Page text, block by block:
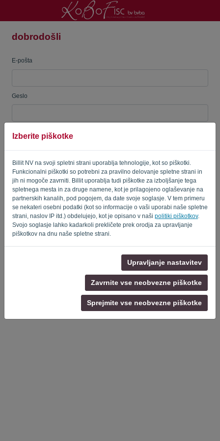
Izberite piškotke
Billit NV na svoji spletni strani uporablja tehnologije, kot so piškotki.
Funkcionalni piškotki so potrebni za pravilno delovanje spletne strani in
jih ni mogoče zavrniti. Billit uporablja tudi piškotke za izboljšanje tega
spletnega mesta in za druge namene, kot je prilagojeno oglaševanje na
partnerskih kanalih, pod pogojem, da date svoje soglasje. V tem primeru
se nekateri osebni podatki (kot so informacije o vaši uporabi naše spletne
strani, naslov IP itd.) obdelujejo, kot je opisano v naši politiki piškotkov.
Svojo soglasje lahko kadarkoli prekličete prek orodja za upravljanje
piškotkov na dnu naše spletne strani.
Upravljanje nastavitev
Zavrnite vse neobvezne piškotke
Sprejmite vse neobvezne piškotke
dobrodošli
E-pošta
Geslo
Spomni me
PRIJAVA
Pravilnik o zasebnosti-Pogoji in določila